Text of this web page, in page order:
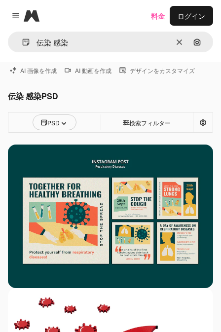
Close menu
Magnific
消去 画像で
料金 ログイン
AI 画像を作成 AI 動画を作成 デザインをカスタマイズ
伝染 感染PSD
PSD 検索フィルター